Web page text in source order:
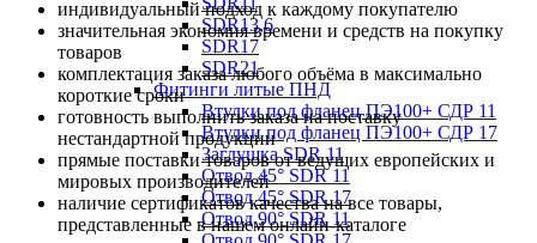
SDR13,6
SDR17
SDR21
Фитинги литые ПНД
Втулки под фланец ПЭ100+ СДР 11
Втулки под фланец ПЭ100+ СДР 17
Заглушка SDR 11
Отвод 45° SDR 11
Отвод 45° SDR 17
Отвод 90° SDR 11
индивидуальный подход к каждому покупателю
значительная экономия времени и средств на покупку
товаров
комплектация заказа любого объёма в максимально
короткие сроки
готовность выполнить заказа на поставку
нестандартной продукции
прямые поставки товаров от ведущих европейских и
мировых производителей
наличие сертификатов качества на все товары,
представленные в нашем онлайн-каталоге